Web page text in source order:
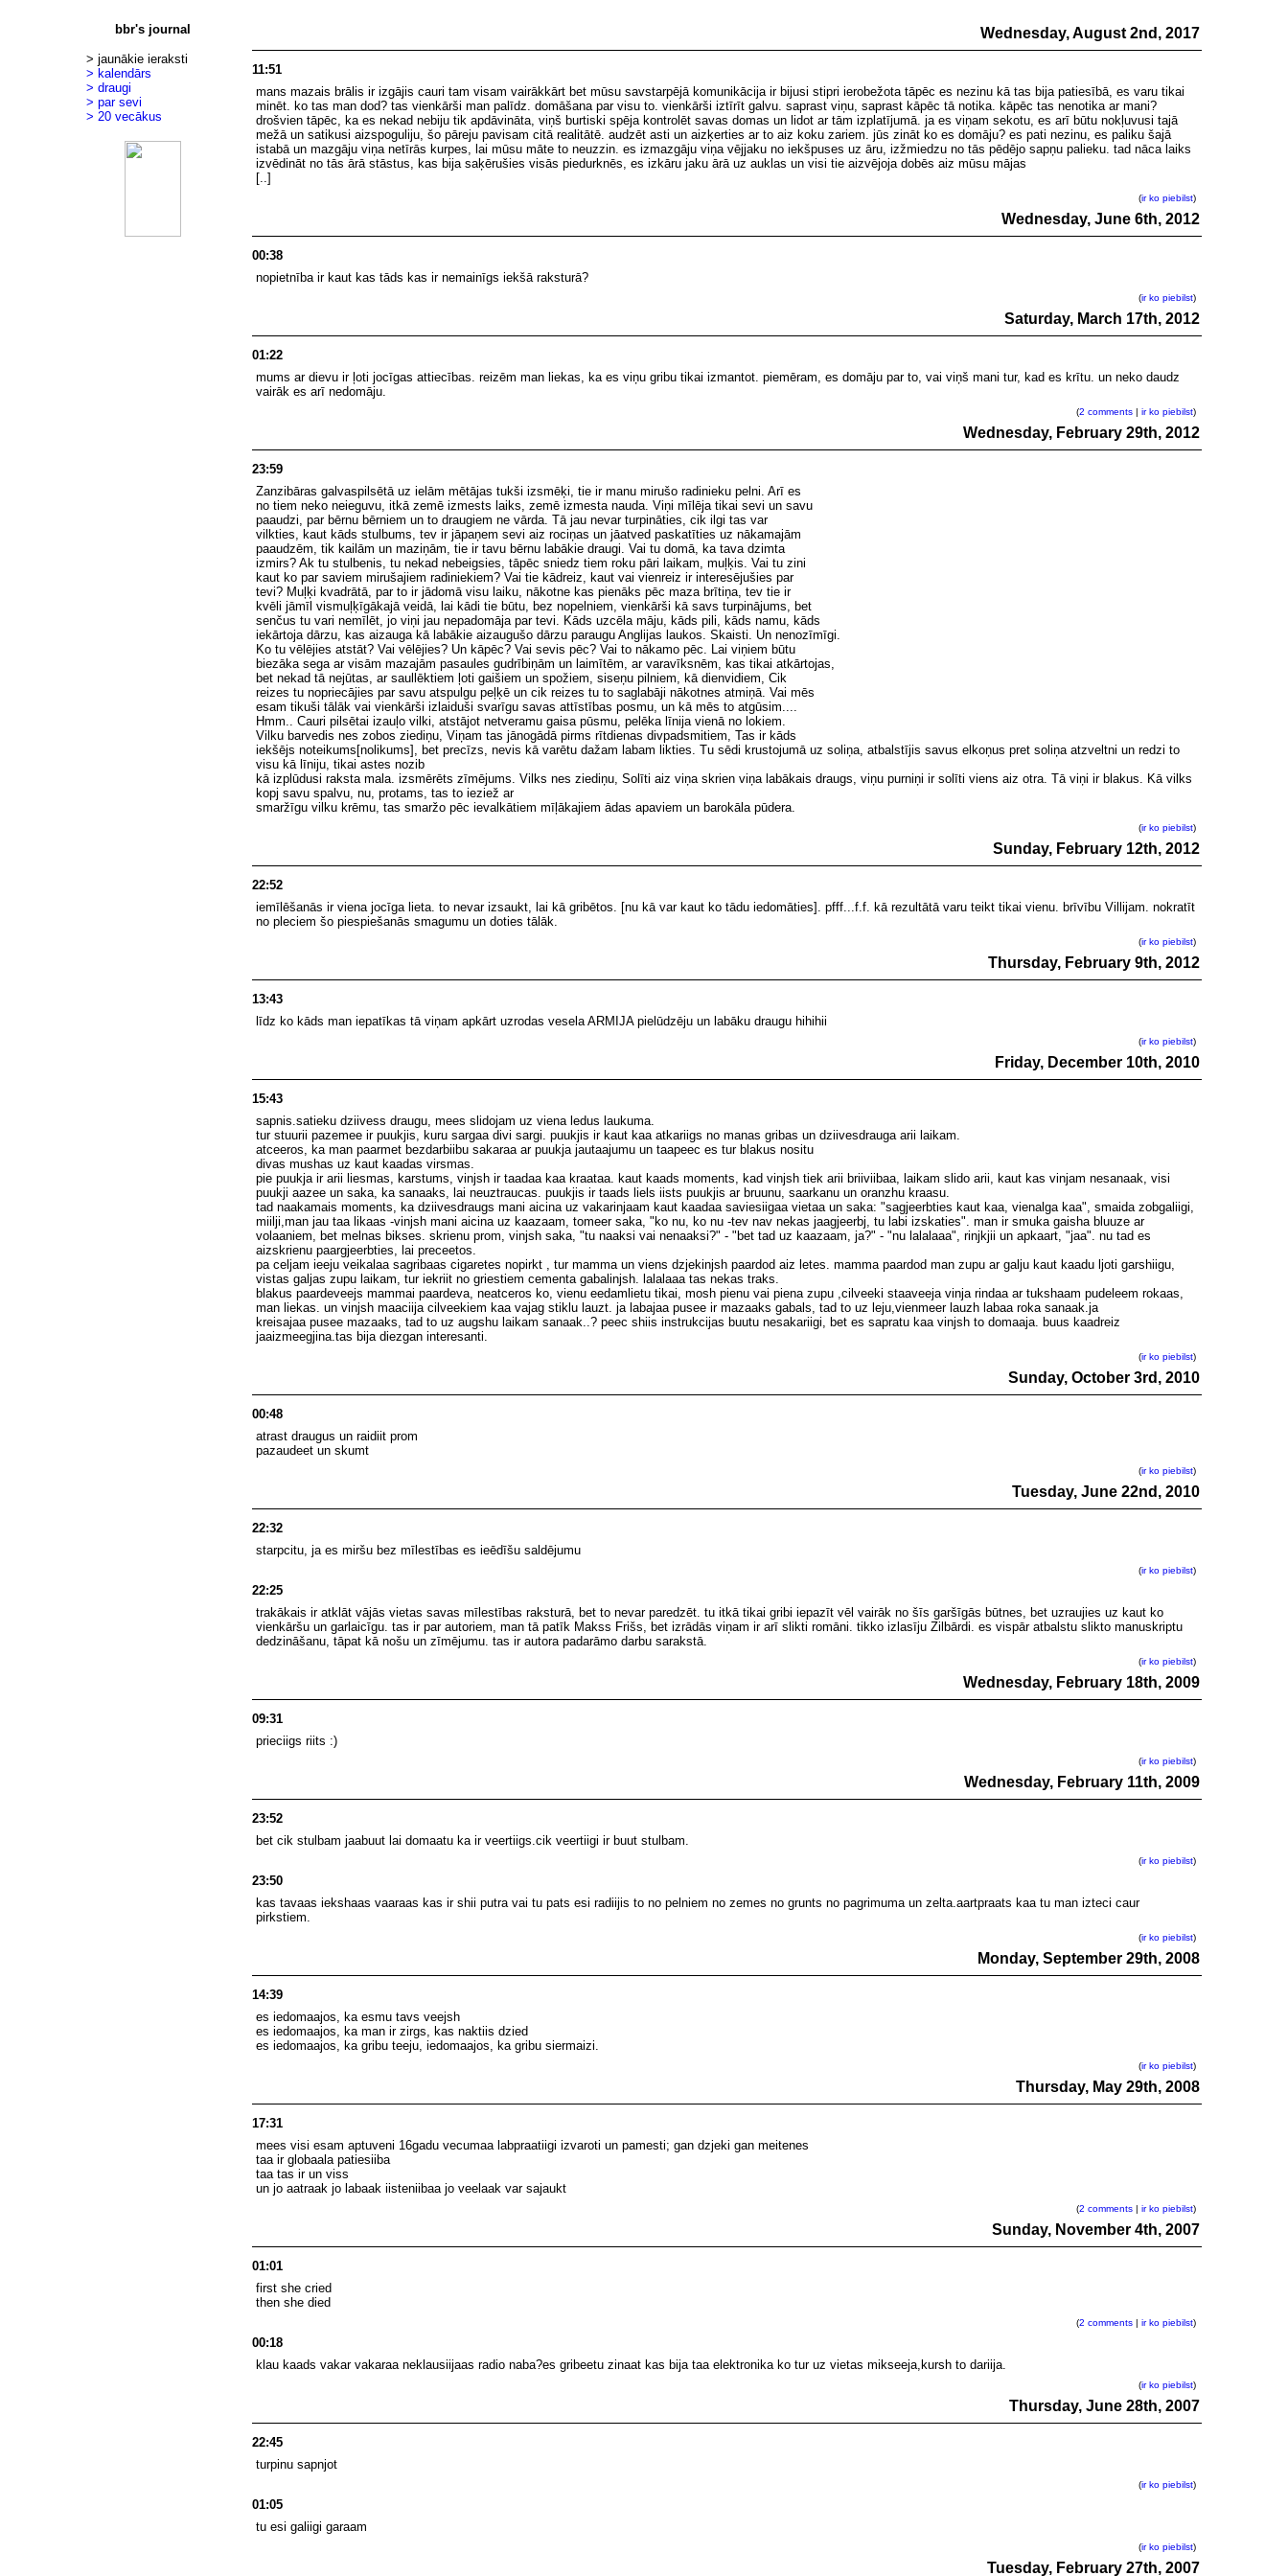
bbr's journal
> jaunākie ieraksti
> kalendārs
> draugi
> par sevi
> 20 vecākus
Wednesday, August 2nd, 2017
11:51
mans mazais brālis ir izgājis cauri tam visam vairākkārt bet mūsu savstarpējā komunikācija ir bijusi stipri ierobežota tāpēc es nezinu kā tas bija patiesībā, es varu tikai
minēt. ko tas man dod? tas vienkārši man palīdz. domāšana par visu to. vienkārši iztīrīt galvu. saprast viņu, saprast kāpēc tā notika. kāpēc tas nenotika ar mani?
drošvien tāpēc, ka es nekad nebiju tik apdāvināta, viņš burtiski spēja kontrolēt savas domas un lidot ar tām izplatījumā. ja es viņam sekotu, es arī būtu nokļuvusi tajā
mežā un satikusi aizspoguliju, šo pāreju pavisam citā realitātē. audzēt asti un aizķerties ar to aiz koku zariem. jūs zināt ko es domāju? es pati nezinu, es paliku šajā
istabā un mazgāju viņa netīrās kurpes, lai mūsu māte to neuzzin. es izmazgāju viņa vējjaku no iekšpuses uz āru, izžmiedzu no tās pēdējo sapņu palieku. tad nāca laiks
izvēdināt no tās ārā stāstus, kas bija saķērušies visās piedurknēs, es izkāru jaku ārā uz auklas un visi tie aizvējoja dobēs aiz mūsu mājas
[..]
(ir ko piebilst)
Wednesday, June 6th, 2012
00:38
nopietnība ir kaut kas tāds kas ir nemainīgs iekšā raksturā?
(ir ko piebilst)
Saturday, March 17th, 2012
01:22
mums ar dievu ir ļoti jocīgas attiecības. reizēm man liekas, ka es viņu gribu tikai izmantot. piemēram, es domāju par to, vai viņš mani tur, kad es krītu. un neko daudz
vairāk es arī nedomāju.
(2 comments| ir ko piebilst)
Wednesday, February 29th, 2012
23:59
Zanzibāras galvaspilsētā uz ielām mētājas tukši izsmēķi, tie ir manu mirušo radinieku pelni. Arī es
no tiem neko neieguvu, itkā zemē izmests laiks, zemē izmesta nauda. Viņi mīlēja tikai sevi un savu
paaudzi, par bērnu bērniem un to draugiem ne vārda. Tā jau nevar turpināties, cik ilgi tas var
vilkties, kaut kāds stulbums, tev ir jāpaņem sevi aiz rociņas un jāatved paskatīties uz nākamajām
paaudzēm, tik kailām un maziņām, tie ir tavu bērnu labākie draugi. Vai tu domā, ka tava dzimta
izmirs? Ak tu stulbenis, tu nekad nebeigsies, tāpēc sniedz tiem roku pāri laikam, muļķis. Vai tu zini
kaut ko par saviem mirušajiem radiniekiem? Vai tie kādreiz, kaut vai vienreiz ir interesējušies par
tevi? Muļķi kvadrātā, par to ir jādomā visu laiku, nākotne kas pienāks pēc maza brītiņa, tev tie ir
kvēli jāmīl vismuļķīgākajā veidā, lai kādi tie būtu, bez nopelniem, vienkārši kā savs turpinājums, bet
senčus tu vari nemīlēt, jo viņi jau nepadomāja par tevi. Kāds uzcēla māju, kāds pili, kāds namu, kāds
iekārtoja dārzu, kas aizauga kā labākie aizaugušo dārzu paraugu Anglijas laukos. Skaisti. Un nenozīmīgi.
Ko tu vēlējies atstāt? Vai vēlējies? Un kāpēc? Vai sevis pēc? Vai to nākamo pēc. Lai viņiem būtu
biezāka sega ar visām mazajām pasaules gudrībiņām un laimītēm, ar varavīksnēm, kas tikai atkārtojas,
bet nekad tā nejūtas, ar saullēktiem ļoti gaišiem un spožiem, siseņu pilniem, kā dienvidiem, Cik
reizes tu nopriecājies par savu atspulgu peļķē un cik reizes tu to saglabāji nākotnes atmiņā. Vai mēs
esam tikuši tālāk vai vienkārši izlaiduši svarīgu savas attīstības posmu, un kā mēs to atgūsim....
Hmm.. Cauri pilsētai izauļo vilki, atstājot netveramu gaisa pūsmu, pelēka līnija vienā no lokiem.
Vilku barvedis nes zobos ziediņu, Viņam tas jānogādā pirms rītdienas divpadsmitiem, Tas ir kāds
iekšējs noteikums[nolikums], bet precīzs, nevis kā varētu dažam labam likties. Tu sēdi krustojumā uz soliņa, atbalstījis savus elkoņus pret soliņa atzveltni un redzi to
visu kā līniju, tikai astes nozib
kā izplūdusi raksta mala. izsmērēts zīmējums. Vilks nes ziediņu, Solīti aiz viņa skrien viņa labākais draugs, viņu purniņi ir solīti viens aiz otra. Tā viņi ir blakus. Kā vilks
kopj savu spalvu, nu, protams, tas to ieziež ar
smaržīgu vilku krēmu, tas smaržo pēc ievalkātiem mīļākajiem ādas apaviem un barokāla pūdera.
(ir ko piebilst)
Sunday, February 12th, 2012
22:52
iemīlēšanās ir viena jocīga lieta. to nevar izsaukt, lai kā gribētos. [nu kā var kaut ko tādu iedomāties]. pfff...f.f. kā rezultātā varu teikt tikai vienu. brīvību Villijam. nokratīt
no pleciem šo piespiešanās smagumu un doties tālāk.
(ir ko piebilst)
Thursday, February 9th, 2012
13:43
līdz ko kāds man iepatīkas tā viņam apkārt uzrodas vesela ARMIJA pielūdzēju un labāku draugu hihihii
(ir ko piebilst)
Friday, December 10th, 2010
15:43
sapnis.satieku dziivess draugu, mees slidojam uz viena ledus laukuma.
tur stuurii pazemee ir puukjis, kuru sargaa divi sargi. puukjis ir kaut kaa atkariigs no manas gribas un dziivesdrauga arii laikam.
atceeros, ka man paarmet bezdarbiibu sakaraa ar puukja jautaajumu un taapeec es tur blakus nositu
divas mushas uz kaut kaadas virsmas.
pie puukja ir arii liesmas, karstums, vinjsh ir taadaa kaa kraataa. kaut kaads moments, kad vinjsh tiek arii briiviibaa, laikam slido arii, kaut kas vinjam nesanaak, visi
puukji aazee un saka, ka sanaaks, lai neuztraucas. puukjis ir taads liels iists puukjis ar bruunu, saarkanu un oranzhu kraasu.
tad naakamais moments, ka dziivesdraugs mani aicina uz vakarinjaam kaut kaadaa saviesiigaa vietaa un saka: "sagjeerbties kaut kaa, vienalga kaa", smaida zobgaliigi,
miilji,man jau taa likaas -vinjsh mani aicina uz kaazaam, tomeer saka, "ko nu, ko nu -tev nav nekas jaagjeerbj, tu labi izskaties". man ir smuka gaisha bluuze ar
volaaniem, bet melnas bikses. skrienu prom, vinjsh saka, "tu naaksi vai nenaaksi?" - "bet tad uz kaazaam, ja?" - "nu lalalaaa", rinjkjii un apkaart, "jaa". nu tad es
aizskrienu paargjeerbties, lai preceetos.
pa celjam ieeju veikalaa sagribaas cigaretes nopirkt , tur mamma un viens dzjekinjsh paardod aiz letes. mamma paardod man zupu ar galju kaut kaadu ljoti garshiigu,
vistas galjas zupu laikam, tur iekriit no griestiem cementa gabalinjsh. lalalaaa tas nekas traks.
blakus paardeveejs mammai paardeva, neatceros ko, vienu eedamlietu tikai, mosh pienu vai piena zupu ,cilveeki staaveeja vinja rindaa ar tukshaam pudeleem rokaas,
man liekas. un vinjsh maaciija cilveekiem kaa vajag stiklu lauzt. ja labajaa pusee ir mazaaks gabals, tad to uz leju,vienmeer lauzh labaa roka sanaak.ja
kreisajaa pusee mazaaks, tad to uz augshu laikam sanaak..? peec shiis instrukcijas buutu nesakariigi, bet es sapratu kaa vinjsh to domaaja. buus kaadreiz
jaaizmeegjina.tas bija diezgan interesanti.
(ir ko piebilst)
Sunday, October 3rd, 2010
00:48
atrast draugus un raidiit prom
pazaudeet un skumt
(ir ko piebilst)
Tuesday, June 22nd, 2010
22:32
starpcitu, ja es miršu bez mīlestības es ieēdīšu saldējumu
(ir ko piebilst)
22:25
trakākais ir atklāt vājās vietas savas mīlestības raksturā, bet to nevar paredzēt. tu itkā tikai gribi iepazīt vēl vairāk no šīs garšīgās būtnes, bet uzraujies uz kaut ko
vienkāršu un garlaicīgu. tas ir par autoriem, man tā patīk Makss Frišs, bet izrādās viņam ir arī slikti romāni. tikko izlasīju Zilbārdi. es vispār atbalstu slikto manuskriptu
dedzināšanu, tāpat kā nošu un zīmējumu. tas ir autora padarāmo darbu sarakstā.
(ir ko piebilst)
Wednesday, February 18th, 2009
09:31
prieciigs riits :)
(ir ko piebilst)
Wednesday, February 11th, 2009
23:52
bet cik stulbam jaabuut lai domaatu ka ir veertiigs.cik veertiigi ir buut stulbam.
(ir ko piebilst)
23:50
kas tavaas iekshaas vaaraas kas ir shii putra vai tu pats esi radiijis to no pelniem no zemes no grunts no pagrimuma un zelta.aartpraats kaa tu man izteci caur
pirkstiem.
(ir ko piebilst)
Monday, September 29th, 2008
14:39
es iedomaajos, ka esmu tavs veejsh
es iedomaajos, ka man ir zirgs, kas naktiis dzied
es iedomaajos, ka gribu teeju, iedomaajos, ka gribu siermaizi.
(ir ko piebilst)
Thursday, May 29th, 2008
17:31
mees visi esam aptuveni 16gadu vecumaa labpraatiigi izvaroti un pamesti; gan dzjeki gan meitenes
taa ir globaala patiesiiba
taa tas ir un viss
un jo aatraak jo labaak iisteniibaa jo veelaak var sajaukt
(2 comments| ir ko piebilst)
Sunday, November 4th, 2007
01:01
first she cried
then she died
(2 comments| ir ko piebilst)
00:18
klau kaads vakar vakaraa neklausiijaas radio naba?es gribeetu zinaat kas bija taa elektronika ko tur uz vietas mikseeja,kursh to dariija.
(ir ko piebilst)
Thursday, June 28th, 2007
22:45
turpinu sapnjot
(ir ko piebilst)
01:05
tu esi galiigi garaam
(ir ko piebilst)
Tuesday, February 27th, 2007